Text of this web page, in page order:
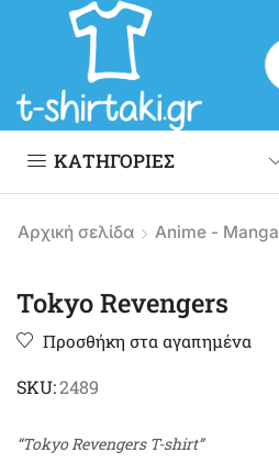
ΚΑΤΗΓΟΡΙΕΣ
Αρχική σελίδα Anime - Manga
Tokyo Revengers
Προσθήκη στα αγαπημένα
SKU:2489
“Tokyo Revengers T-shirt”